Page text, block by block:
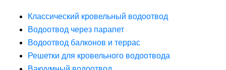
Классический кровельный водоотвод
Водоотвод через парапет
Водоотвод балконов и террас
Решетки для кровельного водоотвода